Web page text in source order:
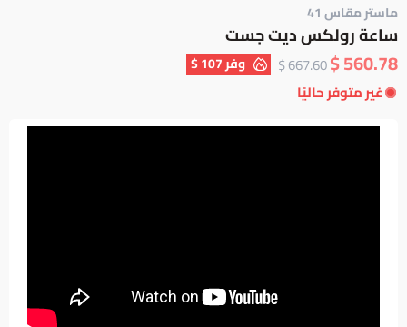
ماستر مقاس 41
ساعة رولكس ديت جست
560.78 $
667.60 $ وفر107 $
غير متوفر حاليًا